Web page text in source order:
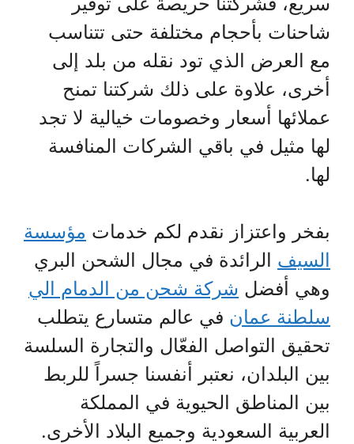
شاحنات بأحجام مختلفة حتى تتناسب
مع العرض الذي تود نقله من بلد إلى
أخرى، علاوة على ذلك شركتنا تمنح
عملائها أسعار وخصومات خيالية لا تجد
لها مثيل في باقي الشركات المنافسة
لها.
بفخر واعتزاز نقدم لكم خدمات مؤسسة
السيف الرائدة في مجال الشحن البري
وهي أفضل شركة شحن من الدمام الي
سلطنة عمان في عالم متسارع يتطلب
تحقيق التواصل الفعّال والتجارة السلسة
بين البلدان، نعتبر أنفسنا جسراً للربط
بين المناطق الحيوية في المملكة
العربية السعودية وجميع البلاد الأخرى.